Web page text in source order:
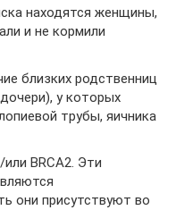
находятся женщины,
и не кормили
близких родственниц
у которых
трубы, яичника
BRCA2. Эти
они присутствуют во